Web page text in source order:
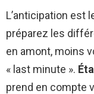
L’anticipation est
préparez les
en amont, moins
« last minute ».
prend en compte